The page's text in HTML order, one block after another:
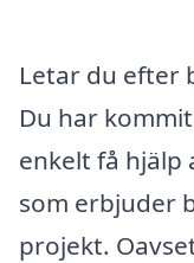
Letar du efter
Du har
enkelt få
som erbjuder
projekt.